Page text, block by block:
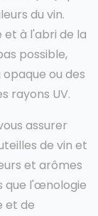
du vin.
et à l'abri de la
possible,
ou des
rayons UV.
assurer
de vin et
et arômes
que l'œnologie
et de